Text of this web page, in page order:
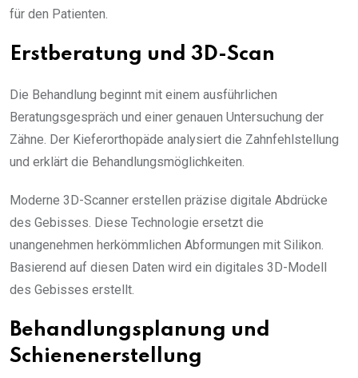
für den Patienten.
Erstberatung und 3D-Scan
Die Behandlung beginnt mit einem ausführlichen
Beratungsgespräch und einer genauen Untersuchung der
Zähne. Der Kieferorthopäde analysiert die Zahnfehlstellung
und erklärt die Behandlungsmöglichkeiten.
Moderne 3D-Scanner erstellen präzise digitale Abdrücke
des Gebisses. Diese Technologie ersetzt die
unangenehmen herkömmlichen Abformungen mit Silikon.
Basierend auf diesen Daten wird ein digitales 3D-Modell
des Gebisses erstellt.
Behandlungsplanung und
Schienenerstellung